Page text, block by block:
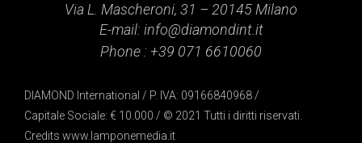
Via L. Mascheroni, 31 – 20145 Milano
E-mail: info@diamondint.it
Phone : +39 071 6610060
DIAMOND International / P. IVA: 09166840968 /
Capitale Sociale: € 10.000 / © 2021 Tutti i diritti riservati.
Credits www.lamponemedia.it